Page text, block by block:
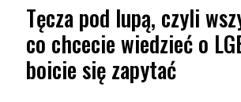
Tęcza pod lupą, czyli
co chcecie wiedzieć o
boicie się zapytać